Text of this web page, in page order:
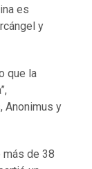
es
y
que la
Anonimus y
más de 38